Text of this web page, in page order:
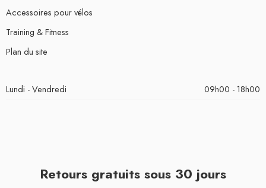
Accessoires pour vélos
Training & Fitness
Plan du site
Lundi - Vendredi 09h00 - 18h00
Retours gratuits sous 30 jours